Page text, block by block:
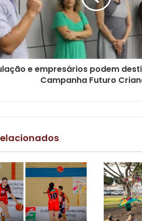
e empresários podem
Campanha Futuro